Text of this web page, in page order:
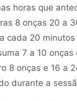
horas que
8 onças 20 a
cada 20
7 a 10
8 onças e 16 a
durante a